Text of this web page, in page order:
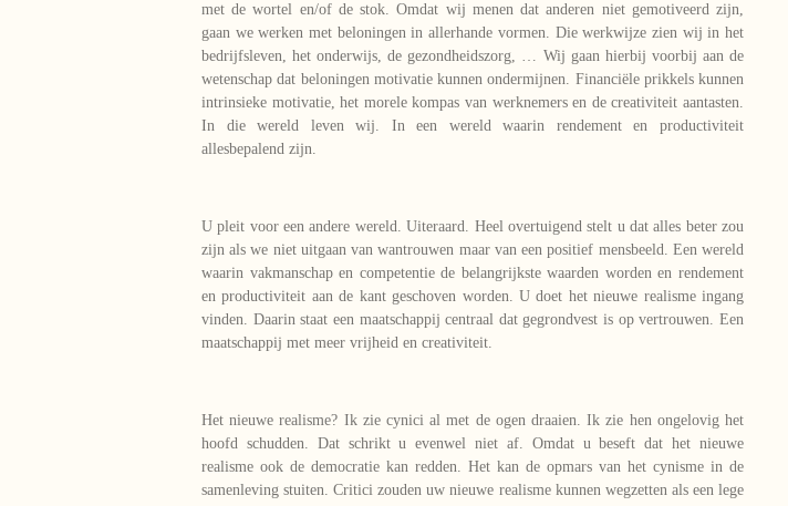
met de wortel en/of de stok. Omdat wij menen dat anderen niet gemotiveerd zijn,
gaan we werken met beloningen in allerhande vormen. Die werkwijze zien wij in het
bedrijfsleven, het onderwijs, de gezondheidszorg, … Wij gaan hierbij voorbij aan de
wetenschap dat beloningen motivatie kunnen ondermijnen. Financiële prikkels kunnen
intrinsieke motivatie, het morele kompas van werknemers en de creativiteit aantasten.
In die wereld leven wij. In een wereld waarin rendement en productiviteit
allesbepalend zijn.
U pleit voor een andere wereld. Uiteraard. Heel overtuigend stelt u dat alles beter zou
zijn als we niet uitgaan van wantrouwen maar van een positief mensbeeld. Een wereld
waarin vakmanschap en competentie de belangrijkste waarden worden en rendement
en productiviteit aan de kant geschoven worden. U doet het nieuwe realisme ingang
vinden. Daarin staat een maatschappij centraal dat gegrondvest is op vertrouwen. Een
maatschappij met meer vrijheid en creativiteit.
Het nieuwe realisme? Ik zie cynici al met de ogen draaien. Ik zie hen ongelovig het
hoofd schudden. Dat schrikt u evenwel niet af. Omdat u beseft dat het nieuwe
realisme ook de democratie kan redden. Het kan de opmars van het cynisme in de
samenleving stuiten. Critici zouden uw nieuwe realisme kunnen wegzetten als een lege